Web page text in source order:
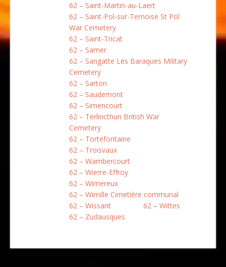
62 – Saint-Martin-au-Laert
62 – Saint-Pol-sur-Ternoise St Pol
War Cemetery
62 – Saint-Tricat
62 – Samer
62 – Sangatte Les Baraques Military
Cemetery
62 – Sarton
62 – Saudemont
62 – Simencourt
62 – Terlincthun British War
Cemetery
62 – Tortefontaine
62 – Troisvaux
62 – Wambercourt
62 – Wierre-Effroy
62 – Wimereux
62 – Wimille Cimetière communal
62 – Wissant
62 – Wittes
62 – Zudausques